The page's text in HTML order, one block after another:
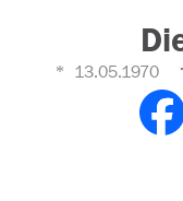
13.05.1970